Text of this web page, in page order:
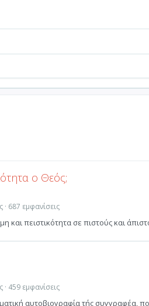
ο Θεός;
687 εμφανίσεις
και πειστικότητα σε πιστούς και
459 εμφανίσεις
αυτοβιογραφία τής συγγραφέα,